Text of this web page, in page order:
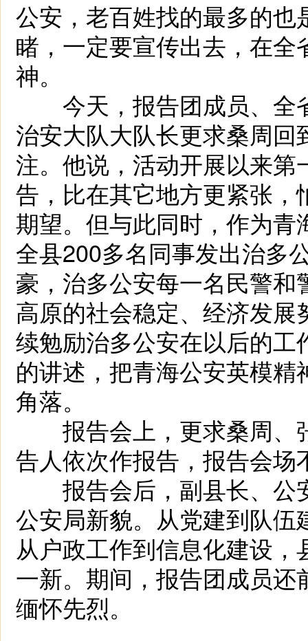
公安，老百姓找的最多的
睹，一定要宣传出去，在
神。
今天，报告团成员、全
治安大队大队长更求桑周
注。他说，活动开展以来
告，比在其它地方更紧张
期望。但与此同时，作为
全县200多名同事发出治多
豪，治多公安每一名民警
高原的社会稳定、经济发
续勉励治多公安在以后的
的讲述，把青海公安英模
角落。
报告会上，更求桑周、
告人依次作报告，报告会
报告会后，副县长、公
公安局新貌。从党建到队
从户政工作到信息化建设
一新。期间，报告团成员还
缅怀先烈。